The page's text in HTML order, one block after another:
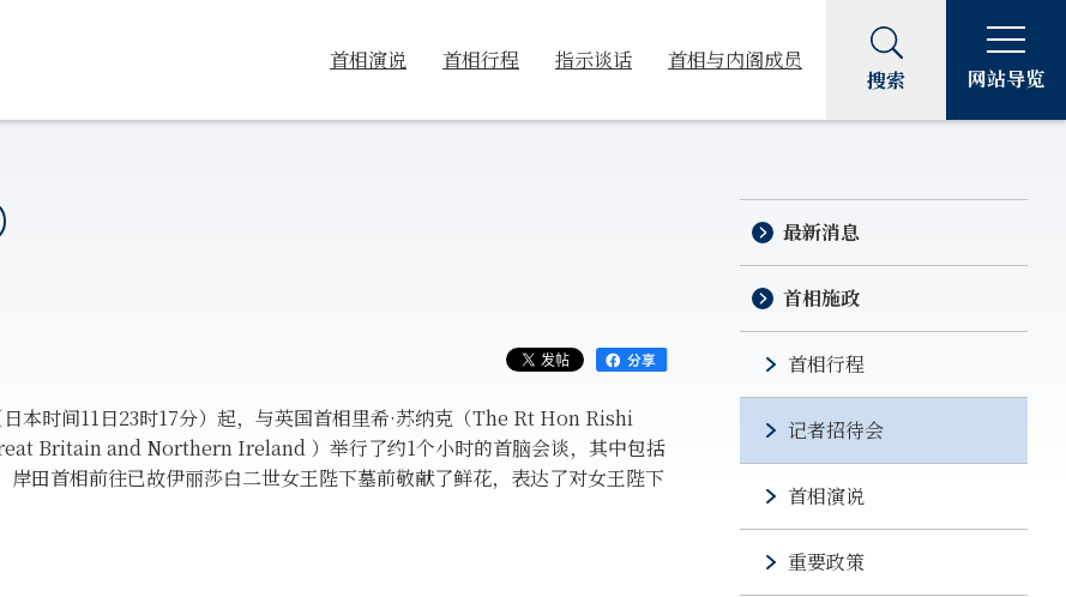
首相演说 首相行程 指示谈话 首相与内阁成员
搜索 网站导览
本时间11日23时17分）起，与英国首相里希·苏纳克（The Rt Hon Rishi
Britain and Northern Ireland ）举行了约1个小时的首脑会谈，其中包括
田首相前往已故伊丽莎白二世女王陛下墓前敬献了鲜花，表达了对女王陛下
最新消息
首相施政
首相行程
记者招待会
首相演说
重要政策